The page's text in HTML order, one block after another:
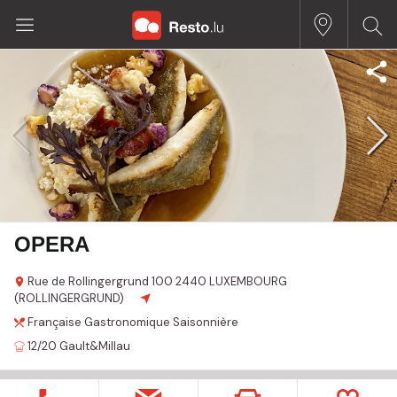
OPERA
Rue de Rollingergrund 100 2440 LUXEMBOURG
(ROLLINGERGRUND)
Française Gastronomique Saisonnière
12/20 Gault&Millau